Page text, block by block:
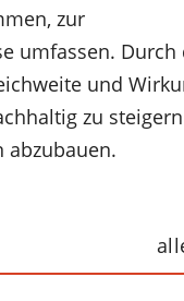
zur
umfassen. Durch
und
zu
abzubauen.